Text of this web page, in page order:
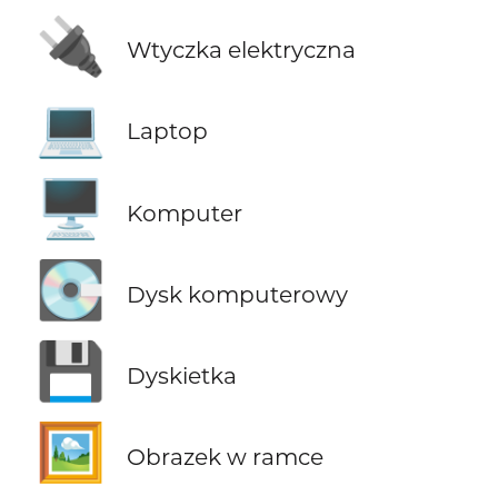
🔌 Wtyczka elektryczna
💻 Laptop
🖥️ Komputer
💽 Dysk komputerowy
💾 Dyskietka
🖼️ Obrazek w ramce